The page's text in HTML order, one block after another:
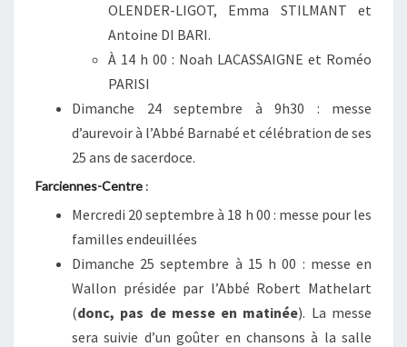
OLENDER-LIGOT, Emma STILMANT et
Antoine DI BARI.
À 14 h 00 : Noah LACASSAIGNE et Roméo
PARISI
Dimanche 24 septembre à 9h30
: messe
d’aurevoir à l’Abbé Barnabé et célébration de ses
25 ans de sacerdoce.
Farciennes-Centre :
Mercredi 20 septembre à 18 h 00 : messe pour les
familles endeuillées
Dimanche 25 septembre à 15 h 00 : messe en
Wallon présidée par l’Abbé Robert Mathelart
(donc, pas de messe en matinée). La messe
sera suivie d’un goûter en chansons à la salle